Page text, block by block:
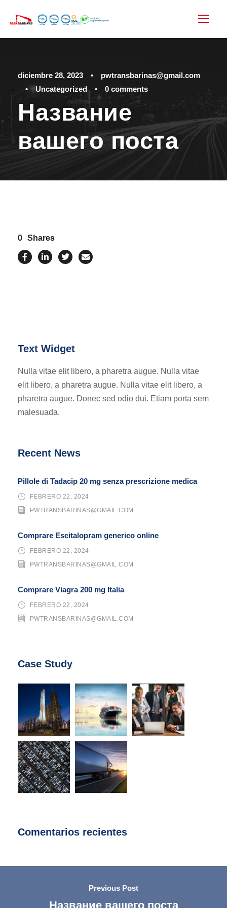
diciembre 28, 2023 •
pwtransbarinas@gmail.com
•
Uncategorized • 0 comments
Название
вашего поста
0 Shares
Text Widget
Nulla vitae elit libero, a pharetra augue. Nulla vitae
elit libero, a pharetra augue. Nulla vitae elit libero, a
pharetra augue. Donec sed odio dui. Etiam porta sem
malesuada.
Recent News
Pillole di Tadacip 20 mg senza prescrizione medica
FEBRERO 22, 2024
PWTRANSBARINAS@GMAIL.COM
Comprare Escitalopram generico online
FEBRERO 22, 2024
PWTRANSBARINAS@GMAIL.COM
Comprare Viagra 200 mg Italia
FEBRERO 22, 2024
PWTRANSBARINAS@GMAIL.COM
Case Study
Comentarios recientes
Previous Post
Название вашего поста